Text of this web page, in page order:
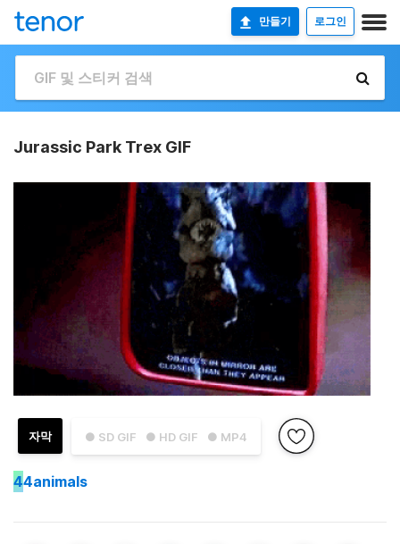
만들기 로그인
Jurassic Park Trex GIF
● SD GIF ● HD GIF ● MP4
자막
44animals